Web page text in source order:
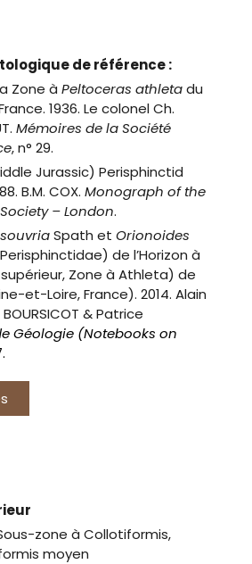
de référence :
Zone àPeltoceras athletadu
1936. Le colonel Ch.
Mémoires de la Société
, n° 29.
Jurassic) Perisphinctid
B.M. COX.Monograph of the
– London.
Spath etOrionoides
de l’Horizon à
Zone à Athleta) de
et-Loire, France). 2014. Alain
& Patrice
Géologie (Notebooks on
zone à Collotiformis,
moyen